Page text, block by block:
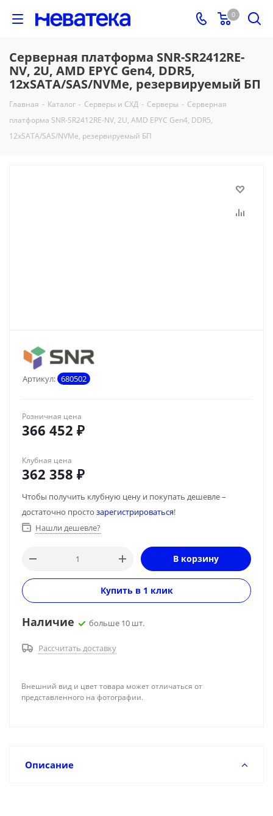
0
Серверная платформа SNR-SR2412RE-
NV, 2U, AMD EPYC Gen4, DDR5,
12xSATA/SAS/NVMe, резервируемый БП
Главная - Каталог - Серверы и СХД - Серверы - Серверная
платформа SNR-SR2412RE-NV, 2U, AMD EPYC Gen4, DDR5,
12xSATA/SAS/NVMe, резервируемый БП
Артикул: 680502
Розничная цена
366 452 ₽
Клубная цена
362 358 ₽
Чтобы получить клубную цену и покупать дешевле –
достаточно просто зарегистрироваться!
Нашли дешевле?
В корзину
Купить в 1 клик
Наличие больше 10 шт.
Рассчитать доставку
Внешний вид и цвет товара может отличаться от
представленного на фотографии.
Описание